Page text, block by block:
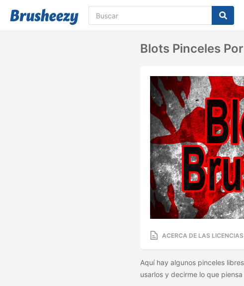
Blots Pinceles
ACERCA DE LAS LICENCIAS
Aquí hay algunos pinceles
usarlos y decirme lo que